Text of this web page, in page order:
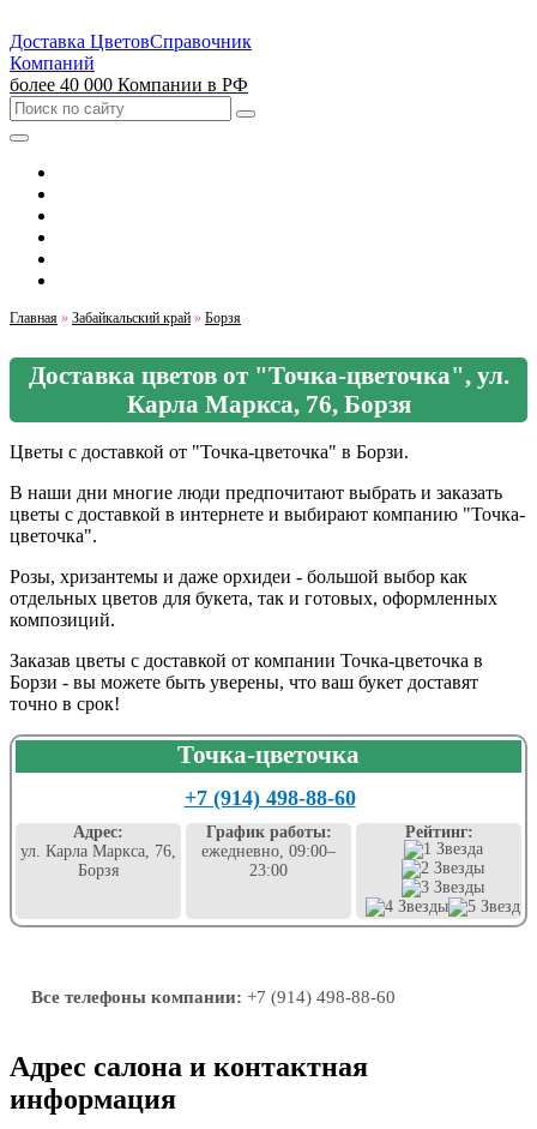
Доставка ЦветовСправочник
Компаний
более 40 000 Компании в РФ
Главная » Забайкальский край » Борзя
Доставка цветов от "Точка-цветочка", ул.
Карла Маркса, 76, Борзя
Цветы с доставкой от "Точка-цветочка" в Борзи.
В наши дни многие люди предпочитают выбрать и заказать
цветы с доставкой в интернете и выбирают компанию "Точка-
цветочка".
Розы, хризантемы и даже орхидеи - большой выбор как
отдельных цветов для букета, так и готовых, оформленных
композиций.
Заказав цветы с доставкой от компании Точка-цветочка в
Борзи - вы можете быть уверены, что ваш букет доставят
точно в срок!
Точка-цветочка
+7 (914) 498-88-60
Адрес:
ул. Карла Маркса, 76,
Борзя
График работы:
ежедневно, 09:00–
23:00
Рейтинг:
Все телефоны компании: +7 (914) 498-88-60
Адрес салона и контактная
информация